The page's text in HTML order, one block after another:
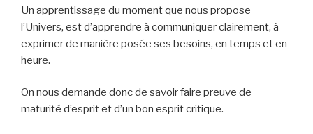
Un apprentissage du moment que nous propose
l’Univers, est d’apprendre à communiquer clairement, à
exprimer de manière posée ses besoins, en temps et en
heure.
On nous demande donc de savoir faire preuve de
maturité d’esprit et d’un bon esprit critique.